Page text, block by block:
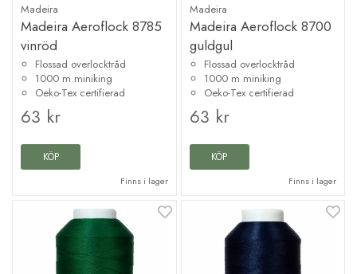
Madeira
Madeira Aeroflock 8785
vinröd
Flossad overlocktråd
1000 m miniking
Oeko-Tex certifierad
63 kr
KÖP
Finns i lager
Madeira
Madeira Aeroflock 8700
guldgul
Flossad overlocktråd
1000 m miniking
Oeko-Tex certifierad
63 kr
KÖP
Finns i lager